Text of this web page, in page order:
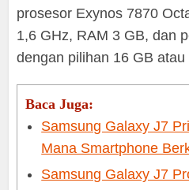
prosesor Exynos 7870
1,6 GHz, RAM 3 GB, dan
dengan pilihan 16 GB atau
Baca Juga:
Samsung Galaxy J7
Mana Smartphone
Samsung Galaxy J7